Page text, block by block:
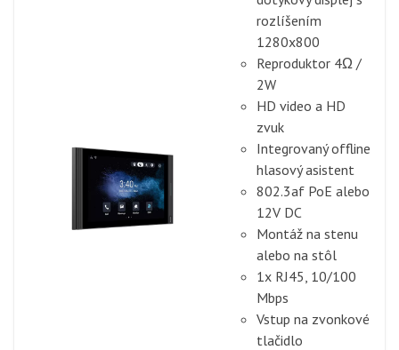
rozlíšením
1280x800
Reproduktor 4Ω /
2W
HD video a HD
zvuk
Integrovaný offline
hlasový asistent
802.3af PoE alebo
12V DC
Montáž na stenu
alebo na stôl
1x RJ45, 10/100
Mbps
Vstup na zvonkové
tlačidlo